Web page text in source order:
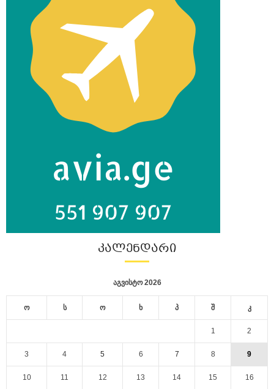
ᲙᲐᲚᲔᲜᲓᲐᲠᲘ
აგვისტო 2026
ო ს ო ხ პ შ კ
1 2
3 4 5 6 7 8 9
10 11 12 13 14 15 16